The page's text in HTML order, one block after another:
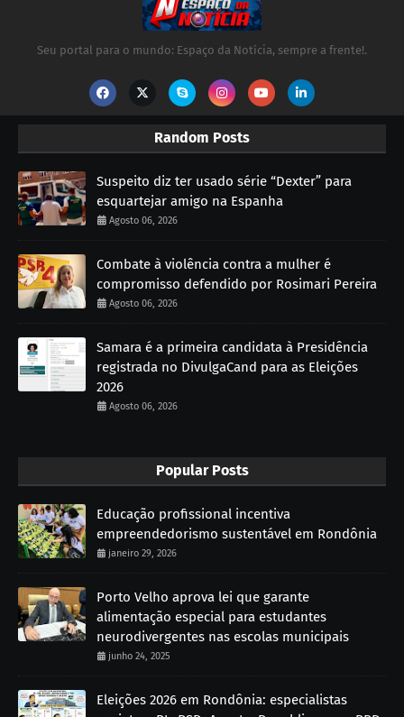
Seu portal para o mundo: Espaço da Notícia, sempre a frente!.
Random Posts
Suspeito diz ter usado série “Dexter” para
esquartejar amigo na Espanha
Agosto 06, 2026
Combate à violência contra a mulher é
compromisso defendido por Rosimari Pereira
Agosto 06, 2026
Samara é a primeira candidata à Presidência
registrada no DivulgaCand para as Eleições
2026
Agosto 06, 2026
Popular Posts
Educação profissional incentiva
empreendedorismo sustentável em Rondônia
janeiro 29, 2026
Porto Velho aprova lei que garante
alimentação especial para estudantes
neurodivergentes nas escolas municipais
junho 24, 2025
Eleições 2026 em Rondônia: especialistas